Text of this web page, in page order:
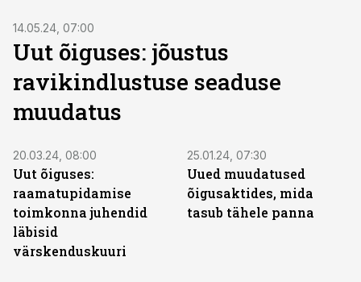
14.05.24, 07:00
Uut õiguses: jõustus
ravikindlustuse seaduse
muudatus
20.03.24, 08:00
Uut õiguses:
raamatupidamise
toimkonna juhendid
läbisid
värskenduskuuri
25.01.24, 07:30
Uued muudatused
õigusaktides, mida
tasub tähele panna